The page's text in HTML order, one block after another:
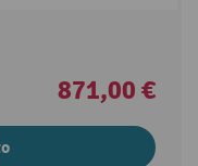
871,00 €